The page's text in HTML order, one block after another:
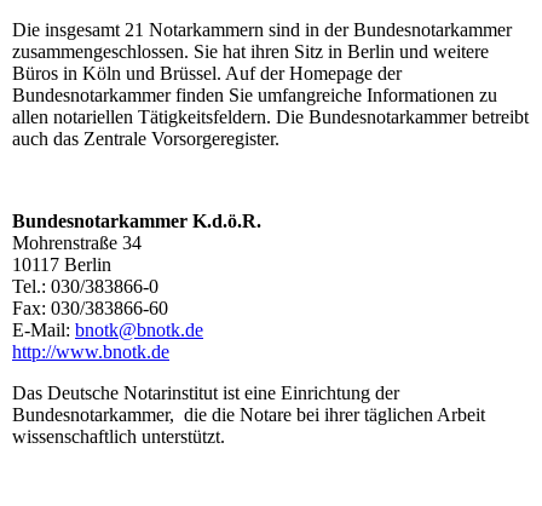
Die insgesamt 21 Notarkammern sind in der Bundesnotarkammer
zusammengeschlossen. Sie hat ihren Sitz in Berlin und weitere
Büros in Köln und Brüssel. Auf der Homepage der
Bundesnotarkammer finden Sie umfang­rei­che Informationen zu
allen notariellen Tä­tig­keitsfeldern. Die Bundesnotarkammer be­treibt
auch das Zentrale Vorsorgeregister.
Bundesnotarkammer K.d.ö.R.
Mohrenstraße 34
10117 Berlin
Tel.: 030/383866-0
Fax: 030/383866-60
E-Mail: bnotk@bnotk.de
http://www.bnotk.de
Das Deutsche Notarinstitut ist eine Einrich­tung der
Bundesnotarkammer, die die Notare bei ihrer täglichen Arbeit
wissenschaftlich unterstützt.